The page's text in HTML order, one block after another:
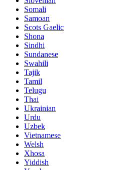
Somali
Samoan
Scots Gaelic
Shona
Sindhi
Sundanese
Swahili
Tajik
Tamil
Telugu
Thai
Ukrainian
Urdu
Uzbek
Vietnamese
Welsh
Xhosa
Yiddish